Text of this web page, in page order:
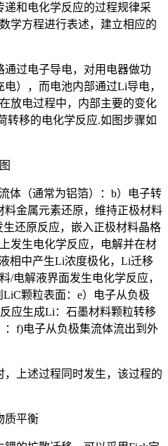
和电化学反应的过程规律采
学方程进行表述，建立相应的
过电子导电，对用电器做功
电），而电池内部通过Li导电，
放电过程中，内部主要的变化
转移的电化学反应.如图步骤如
体（通常为铝箔）：b）电子转
金属元素还原，维持正极材料
还原反应，嵌入正极材料晶格
发生电化学反应，电解并在材
相中产生Li浓度极化，Li迁移
/电解液界面发生电化学反应，
颗粒表面：e）电子从负极
应生成Li：石墨材料颗粒转移
：f)电子从负极集流体流出到外
上述过程同时发生，该过程的
质平衡